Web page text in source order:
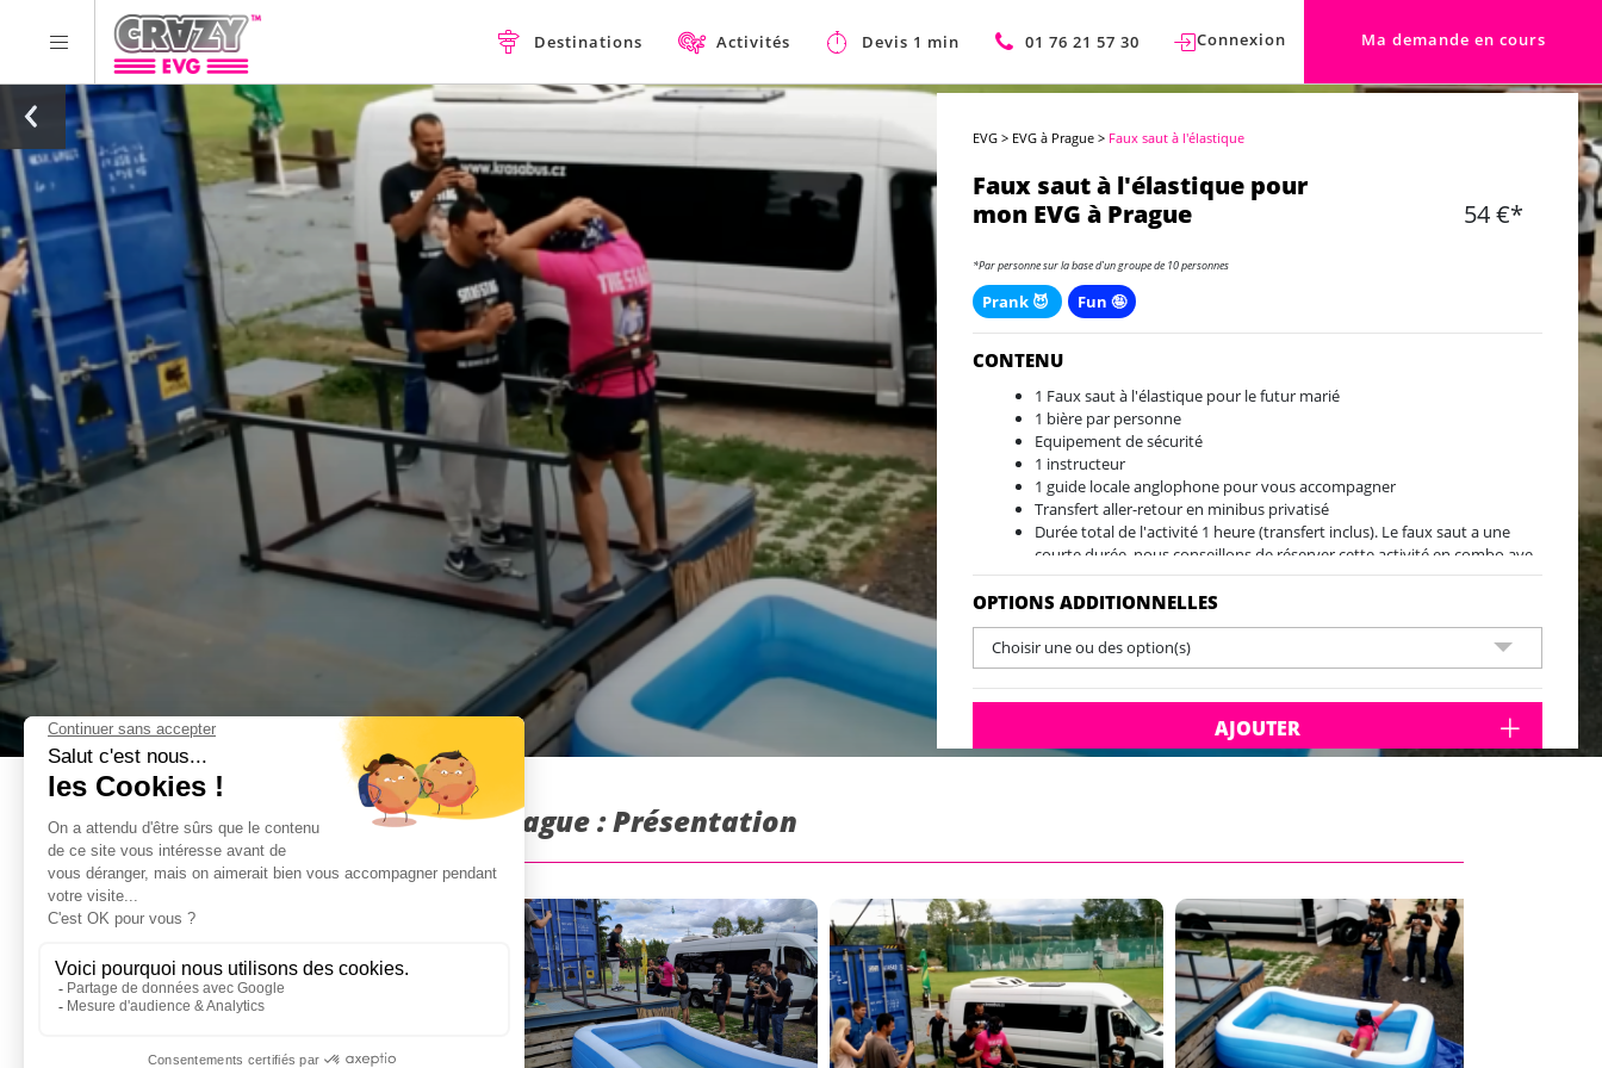
Destinations Activités Devis 1 min 01 76 21 57 30 Connexion Ma demande en cours
EVG > EVG à Prague > Faux saut à l'élastique
Faux saut à l'élastique pour
mon EVG à Prague
54 €*
*Par personne sur la base d'un groupe de 10 personnes
Prank 😈 Fun 🤪
CONTENU
1 Faux saut à l'élastique pour le futur marié
1 bière par personne
Equipement de sécurité
1 instructeur
1 guide locale anglophone pour vous accompagner
Transfert aller-retour en minibus privatisé
Durée total de l'activité 1 heure (transfert inclus). Le faux saut a une
courte durée, nous conseillons de réserver cette activité en combo ave
le paintball ou le foot bulle
OPTIONS ADDITIONNELLES
Choisir une ou des option(s)
AJOUTER
Faux saut à l'élastique à Prague : Présentation